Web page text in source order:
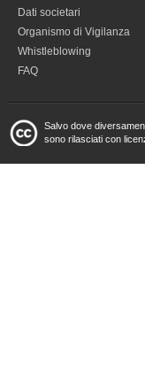
Dati societari
Organismo di Vigilanza
Whistleblowing
FAQ
Salvo dove
sono rilasciati con